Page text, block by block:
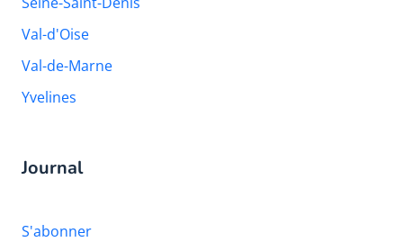
Val-d'Oise
Val-de-Marne
Yvelines
Journal
S'abonner